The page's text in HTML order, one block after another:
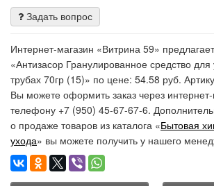
Задать вопрос
Интернет-магазин «Витрина 59»
«Антизасор Гранулированное средство
трубах 70гр (15)» по цене: 54.58 руб.
Вы можете оформить заказ через
телефону +7 (950) 45-67-67-6.
о продаже товаров из каталога «Бытовая
ухода» вы можете получить у нашего